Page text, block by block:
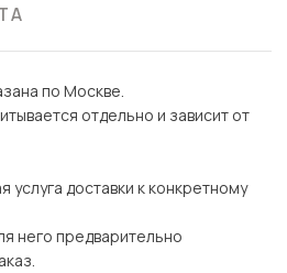
по Москве.
отдельно и зависит от
услуга доставки к конкретному
него предварительно